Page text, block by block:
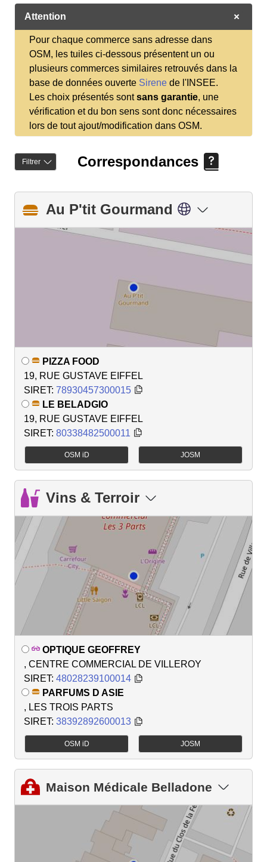
Attention
Pour chaque commerce sans adresse dans
OSM, les tuiles ci-dessous présentent un ou
plusieurs commerces similaires retrouvés dans la
base de données ouverte Sirene de l'INSEE.
Les choix présentés sontsans garantie, une
vérification et du bon sens sont donc nécessaires
lors de tout ajout/modification dans OSM.
Filtrer Correspondances
Au P'tit Gourmand
PIZZA FOOD
19, RUE GUSTAVE EIFFEL
SIRET: 78930457300015
LE BELADGIO
19, RUE GUSTAVE EIFFEL
SIRET: 80338482500011
OSM iD JOSM
Vins & Terroir
OPTIQUE GEOFFREY
, CENTRE COMMERCIAL DE VILLEROY
SIRET: 48028239100014
PARFUMS D ASIE
, LES TROIS PARTS
SIRET: 38392892600013
OSM iD JOSM
Maison Médicale Belladone